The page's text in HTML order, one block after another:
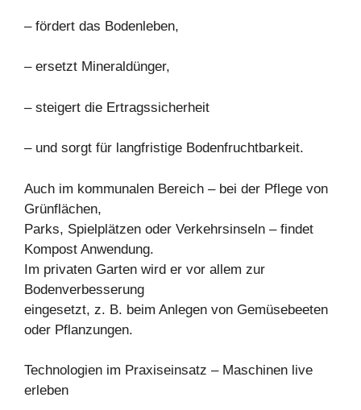
– fördert das Bodenleben,
– ersetzt Mineraldünger,
– steigert die Ertragssicherheit
– und sorgt für langfristige Bodenfruchtbarkeit.
Auch im kommunalen Bereich – bei der Pflege von
Grünflächen,
Parks, Spielplätzen oder Verkehrsinseln – findet
Kompost Anwendung.
Im privaten Garten wird er vor allem zur
Bodenverbesserung
eingesetzt, z. B. beim Anlegen von Gemüsebeeten
oder Pflanzungen.
Technologien im Praxiseinsatz – Maschinen live
erleben